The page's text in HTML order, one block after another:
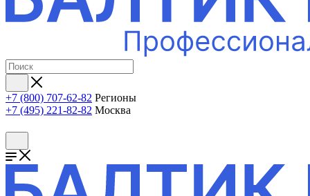
+7 (800) 707-62-82 Регионы
+7 (495) 221-82-82 Москва